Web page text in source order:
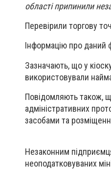
області припинили
Перевірили торгову
Інформацію про даний
Зазначають, що у
використовували
Повідомляють також,
адміністративних
засобами та
Незаконним
неоподатковуваних